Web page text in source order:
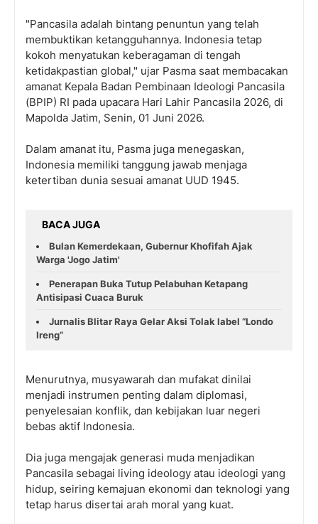
"Pancasila adalah bintang penuntun yang telah
membuktikan ketangguhannya. Indonesia tetap
kokoh menyatukan keberagaman di tengah
ketidakpastian global," ujar Pasma saat membacakan
amanat Kepala Badan Pembinaan Ideologi Pancasila
(BPIP) RI pada upacara Hari Lahir Pancasila 2026, di
Mapolda Jatim, Senin, 01 Juni 2026.
Dalam amanat itu, Pasma juga menegaskan,
Indonesia memiliki tanggung jawab menjaga
ketertiban dunia sesuai amanat UUD 1945.
BACA JUGA
Bulan Kemerdekaan, Gubernur Khofifah Ajak
Warga 'Jogo Jatim'
Penerapan Buka Tutup Pelabuhan Ketapang
Antisipasi Cuaca Buruk
Jurnalis Blitar Raya Gelar Aksi Tolak label “Londo
Ireng”
Menurutnya, musyawarah dan mufakat dinilai
menjadi instrumen penting dalam diplomasi,
penyelesaian konflik, dan kebijakan luar negeri
bebas aktif Indonesia.
Dia juga mengajak generasi muda menjadikan
Pancasila sebagai living ideology atau ideologi yang
hidup, seiring kemajuan ekonomi dan teknologi yang
tetap harus disertai arah moral yang kuat.